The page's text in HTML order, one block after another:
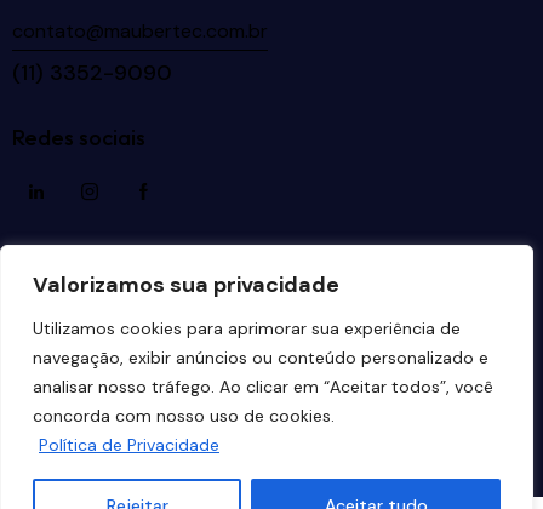
Valorizamos sua privacidade
Utilizamos cookies para aprimorar sua experiência de
navegação, exibir anúncios ou conteúdo personalizado e
analisar nosso tráfego. Ao clicar em “Aceitar todos”, você
concorda com nosso uso de cookies.
Política de Privacidade
contato@maubertec.com.br
(11) 3352-9090
Redes sociais
Maubertec Tecnologia em Engenharia
os direitos reservados. Desenvolvido por